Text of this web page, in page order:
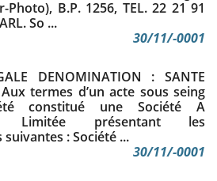
B.P. 1256, TEL. 22 21 91
So ...
30/11/-0001
DENOMINATION : SANTE
Aux termes d’un acte sous seing
constitué une Société A
Limitée présentant les
: Société ...
30/11/-0001